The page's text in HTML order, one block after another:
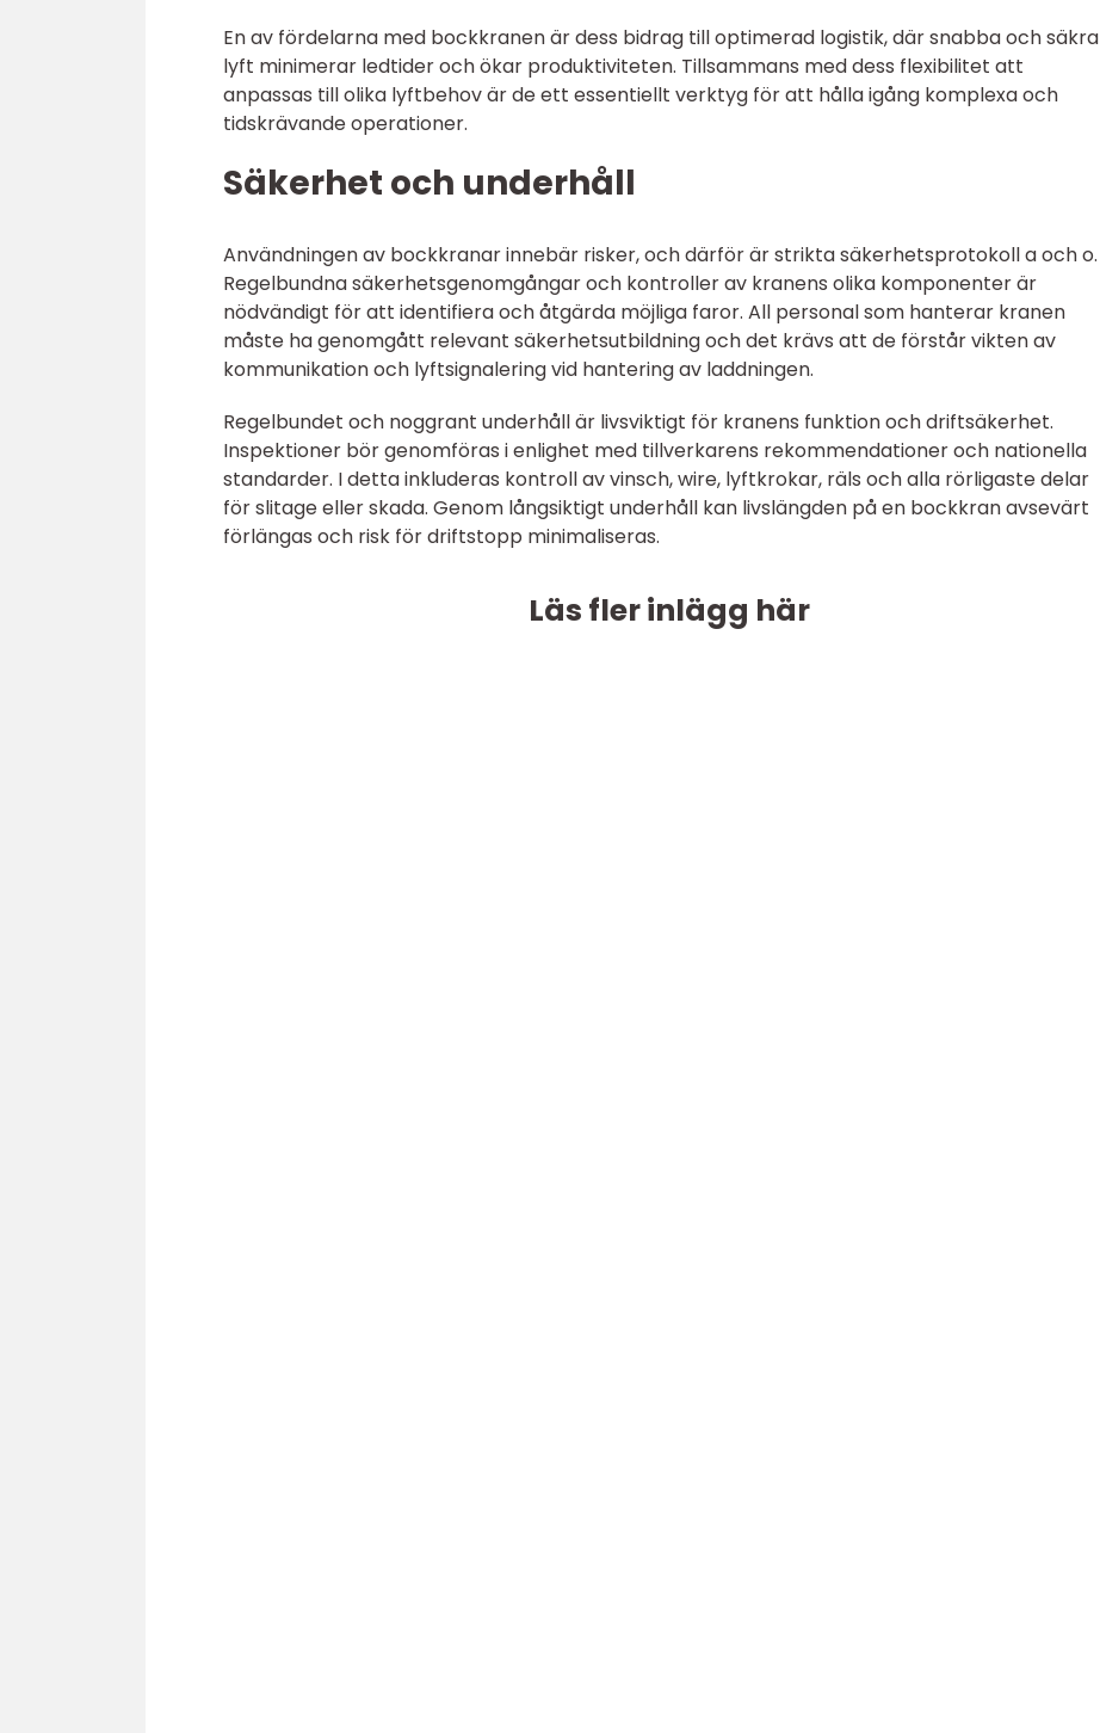
En av fördelarna med bockkranen är dess bidrag till optimerad logistik, där snabba och säkra
lyft minimerar ledtider och ökar produktiviteten. Tillsammans med dess flexibilitet att
anpassas till olika lyftbehov är de ett essentiellt verktyg för att hålla igång komplexa och
tidskrävande operationer.
Säkerhet och underhåll
Användningen av bockkranar innebär risker, och därför är strikta säkerhetsprotokoll a och o.
Regelbundna säkerhetsgenomgångar och kontroller av kranens olika komponenter är
nödvändigt för att identifiera och åtgärda möjliga faror. All personal som hanterar kranen
måste ha genomgått relevant säkerhetsutbildning och det krävs att de förstår vikten av
kommunikation och lyftsignalering vid hantering av laddningen.
Regelbundet och noggrant underhåll är livsviktigt för kranens funktion och driftsäkerhet.
Inspektioner bör genomföras i enlighet med tillverkarens rekommendationer och nationella
standarder. I detta inkluderas kontroll av vinsch, wire, lyftkrokar, räls och alla rörligaste delar
för slitage eller skada. Genom långsiktigt underhåll kan livslängden på en bockkran avsevärt
förlängas och risk för driftstopp minimaliseras.
Läs fler inlägg här